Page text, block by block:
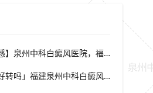
【夏秋换季皮肤敏感】泉州中科白癜风医院，福建本地白斑朋友，做好日常护理很关键
「白斑秋季会自行好转吗」福建泉州中科白癜风医院，提醒广大患者切勿抱有侥幸心理